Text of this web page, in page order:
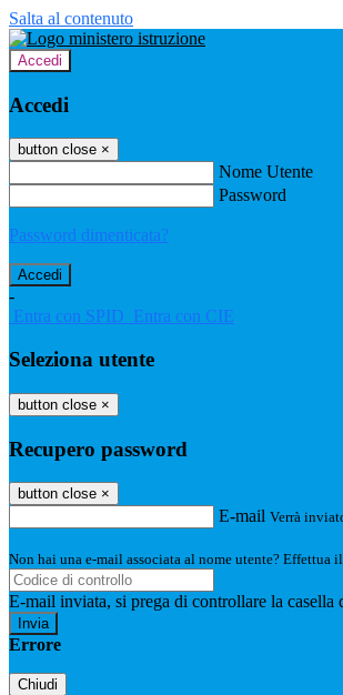
Salta al contenuto
Accedi
Accedi
button close ×
Nome Utente
Password
Password dimenticata?
-
Entra con SPID Entra con CIE
Seleziona utente
button close ×
Recupero password
button close ×
E-mail Verrà
Non hai una e-mail associata al nome utente? Effettua
E-mail inviata, si prega di controllare la casella
Errore
Chiudi